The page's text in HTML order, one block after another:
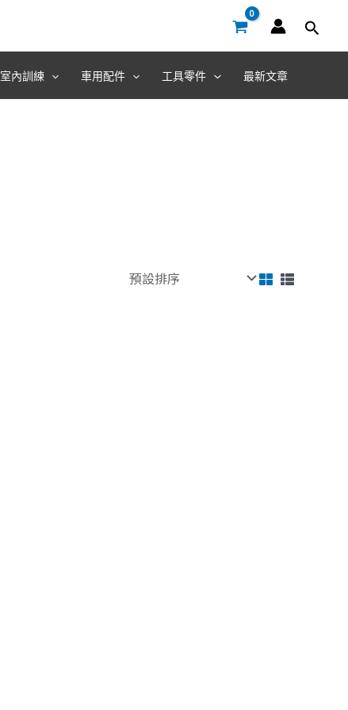
室內訓練 車用配件 工具零件 最新文章